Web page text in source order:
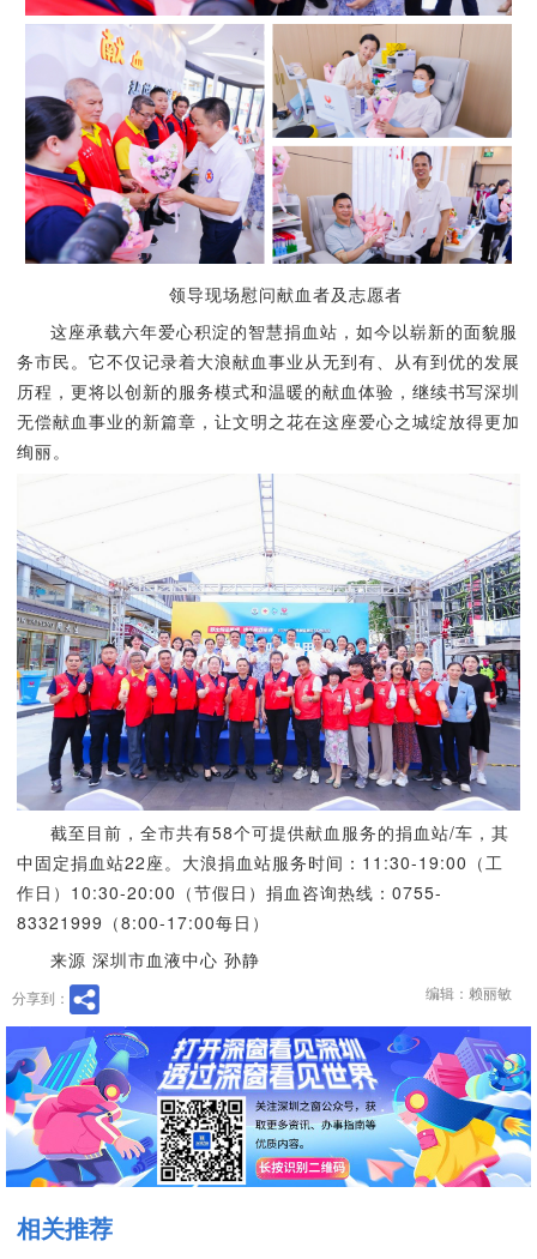
领导现场慰问献血者及志愿者
这座承载六年爱心积淀的智慧捐血站，如今以崭新的面貌服
务市民。它不仅记录着大浪献血事业从无到有、从有到优的发展
历程，更将以创新的服务模式和温暖的献血体验，继续书写深圳
无偿献血事业的新篇章，让文明之花在这座爱心之城绽放得更加
绚丽。
截至目前，全市共有58个可提供献血服务的捐血站/车，其
中固定捐血站22座。大浪捐血站服务时间：11:30-19:00（工
作日）10:30-20:00（节假日）捐血咨询热线：0755-
83321999（8:00-17:00每日）
来源 深圳市血液中心 孙静
分享到： 编辑：赖丽敏
相关推荐